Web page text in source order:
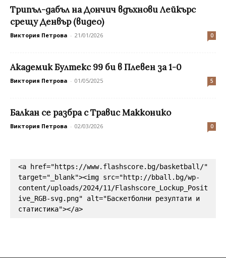
Трипъл-дабъл на Дончич вдъхнови Лейкърс
срещу Денвър (видео)
Виктория Петрова - 21/01/2026 0
Академик Бултекс 99 би в Плевен за 1-0
Виктория Петрова - 01/05/2025 5
Балкан се разбра с Травис Макконико
Виктория Петрова - 02/03/2026 0
<a href="https://www.flashscore.bg/basketball/"
target="_blank"><img src="http://bball.bg/wp-
content/uploads/2024/11/Flashscore_Lockup_Posit
ive_RGB-svg.png" alt="Баскетболни резултати и
статистика"></a>